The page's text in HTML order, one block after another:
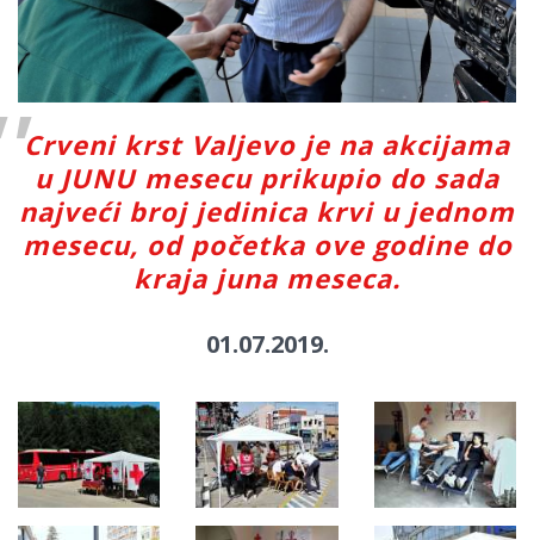
Crveni krst Valjevo je na akcijama
u JUNU mesecu prikupio do sada
najveći broj jedinica krvi u jednom
mesecu, od početka ove godine do
kraja juna meseca.
01.07.2019.